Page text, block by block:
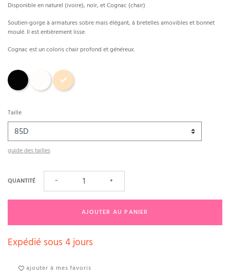
Disponible en naturel (ivoire), noir, et Cognac (chair)
Soutien-gorge à armatures sobre mais élégant, à bretelles amovibles et bonnet
moulé. Il est entièrement lisse.
Cognac est un coloris chair profond et généreux.
Noir Chair Cognac
Taille
guide des tailles
QUANTITÉ − +
AJOUTER AU PANIER
Expédié sous 4 jours
ajouter à mes favoris